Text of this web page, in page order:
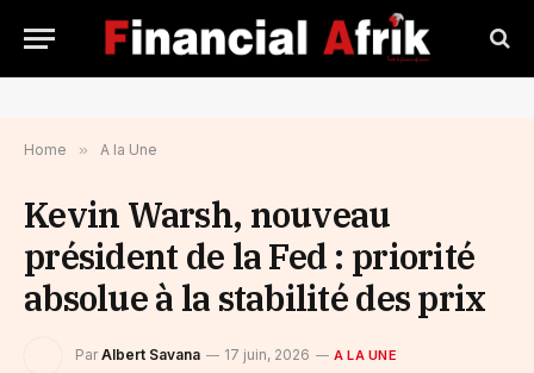
Home » A la Une
Kevin Warsh, nouveau
président de la Fed : priorité
absolue à la stabilité des prix
Par Albert Savana 17 juin, 2026 A LA UNE